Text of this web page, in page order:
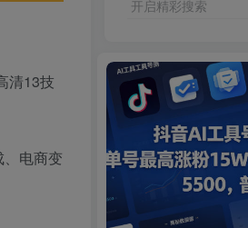
清13技
电商变
开启精彩搜索